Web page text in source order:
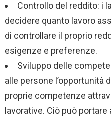
Controllo del reddito: i
decidere quanto lavoro
di controllare il proprio
esigenze e preferenze.
Sviluppo delle
alle persone l’opportunità
proprie competenze
lavorative. Ciò può